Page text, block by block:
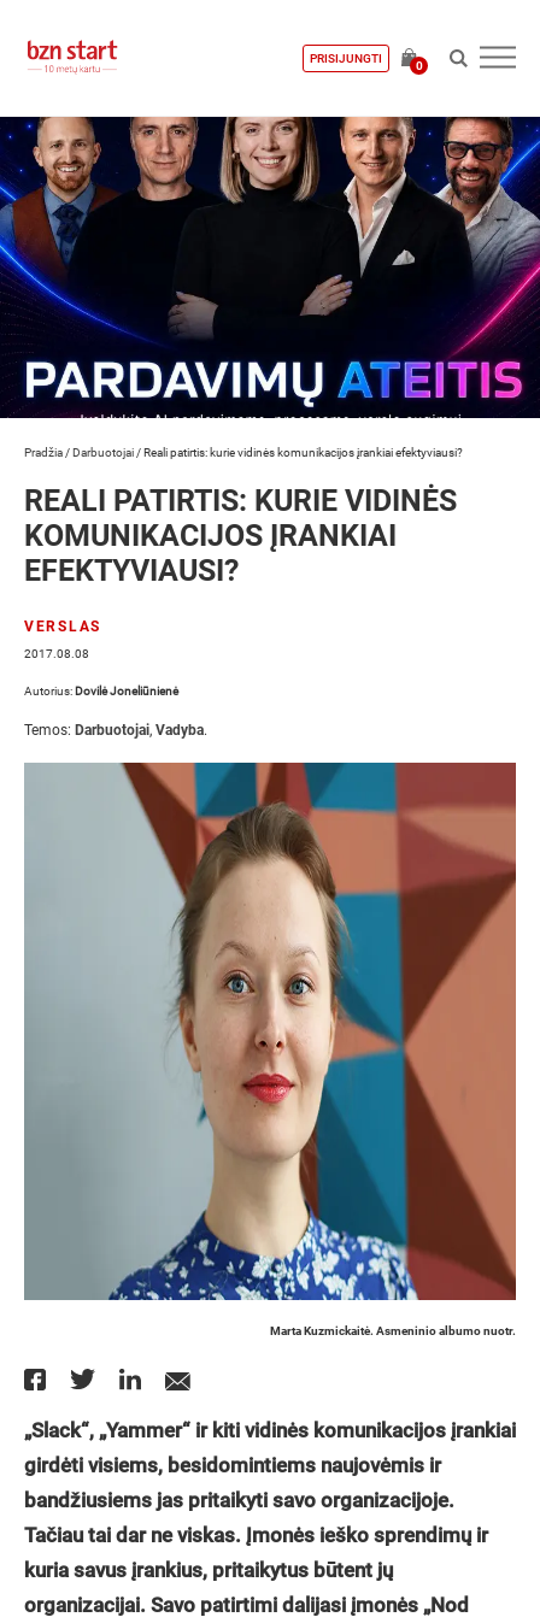
PRISIJUNGTI
0
Pradžia /Darbuotojai /Reali patirtis: kurie vidinės komunikacijos įrankiai efektyviausi?
REALI PATIRTIS: KURIE VIDINĖS
KOMUNIKACIJOS ĮRANKIAI
EFEKTYVIAUSI?
VERSLAS
2017.08.08
Autorius: Dovilė Joneliūnienė
Temos: Darbuotojai, Vadyba.
Marta Kuzmickaitė. Asmeninio albumo nuotr.
„Slack“, „Yammer“ ir kiti vidinės komunikacijos įrankiai
girdėti visiems, besidomintiems naujovėmis ir
bandžiusiems jas pritaikyti savo organizacijoje.
Tačiau tai dar ne viskas. Įmonės ieško sprendimų ir
kuria savus įrankius, pritaikytus būtent jų
organizacijai. Savo patirtimi dalijasi įmonės „Nod